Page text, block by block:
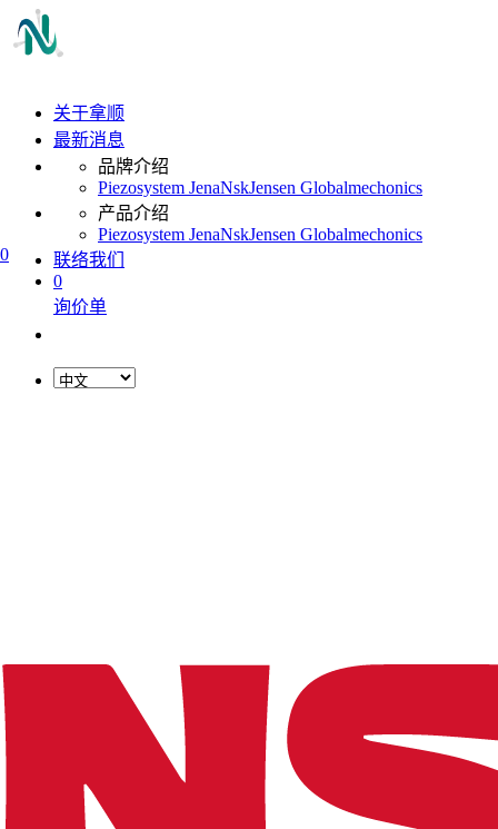
0
关于拿顺
最新消息
品牌介绍
Piezosystem JenaNskJensen Globalmechonics
产品介绍
Piezosystem JenaNskJensen Globalmechonics
联络我们
0
询价单